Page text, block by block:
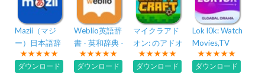
Mazii（マジ
ー）日本語辞
書・漢字検
索・翻訳
ダウンロード
Weblio英語辞
書 - 英和辞典 -
和英辞典を多
数掲載
ダウンロード
マイクラアド
オン: のアドオ
ンとスキンの
作成者マイン
ダウンロード
Lok l0k: Watch
Movies,TV
Drama
ダウンロード